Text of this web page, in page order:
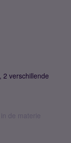
2 verschillende
de materie